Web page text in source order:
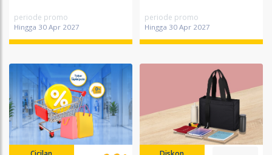
periode promo
Hingga 30 Apr 2027
periode promo
Hingga 30 Apr 2027